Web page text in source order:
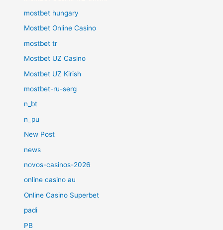
mostbet hungary
Mostbet Online Casino
mostbet tr
Mostbet UZ Casino
Mostbet UZ Kirish
mostbet-ru-serg
n_bt
n_pu
New Post
news
novos-casinos-2026
online casino au
Online Casino Superbet
padi
PB